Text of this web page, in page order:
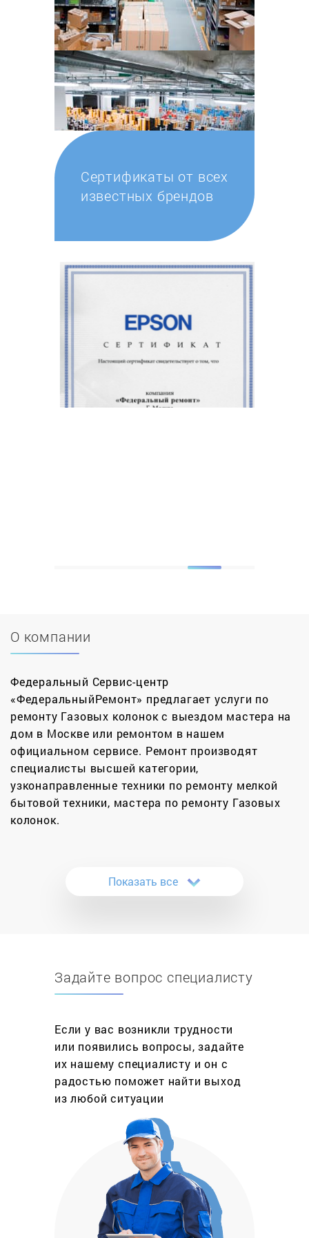
Сертификаты от всех
известных брендов
О компании
Федеральный Сервис-центр
«ФедеральныйРемонт» предлагает услуги по
ремонту Газовых колонок с выездом мастера на
дом в Москве или ремонтом в нашем
официальном сервисе. Ремонт производят
специалисты высшей категории,
узконаправленные техники по ремонту мелкой
бытовой техники, мастера по ремонту Газовых
колонок.
единственный способ приготовить теплую воду в
домашнем быту. Независимо от интенсивности
испорченная газовая колонка становится
головной болью.
Теперь рассмотри причины, по которым
отказывается работать газовая колонка,
разделим их на два вида:
Механический: износ рабочих элементов
(порвалась мембрана, сгорела термопара,
чувствительный датчик);
Естественный: засор горелки, трубки
запальника, радиатора — что существенно
снижает КПД.
Показать все
Задайте вопрос специалисту
Если у вас возникли трудности
или появились вопросы, задайте
их нашему специалисту и он с
радостью поможет найти выход
из любой ситуации